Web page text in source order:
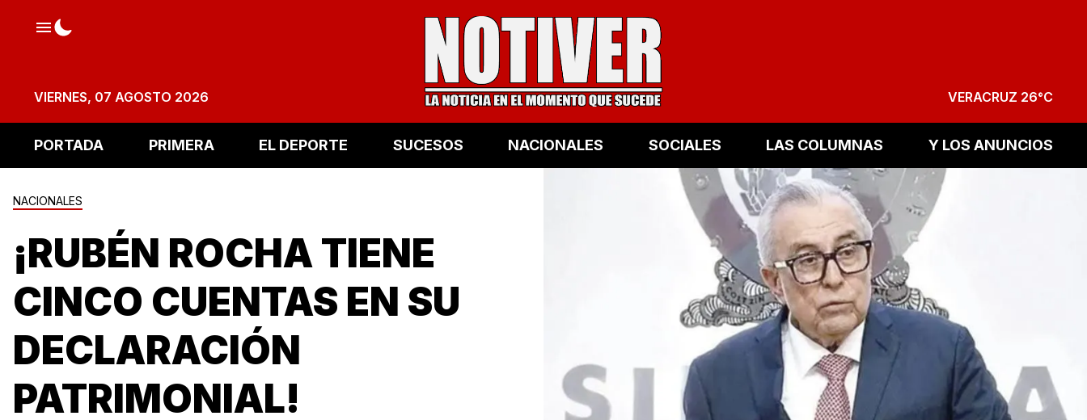
VIERNES, 07 AGOSTO 2026 VERACRUZ 26°C
PORTADA PRIMERA EL DEPORTE SUCESOS NACIONALES SOCIALES LAS COLUMNAS Y LOS ANUNCIOS
NACIONALES
¡RUBÉN ROCHA TIENE
CINCO CUENTAS EN SU
DECLARACIÓN
PATRIMONIAL!